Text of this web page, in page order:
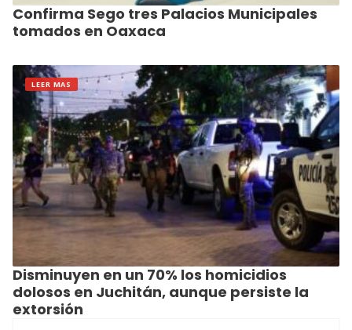
Confirma Sego tres Palacios Municipales
tomados en Oaxaca
LEER MAS
Disminuyen en un 70% los homicidios
dolosos en Juchitán, aunque persiste la
extorsión